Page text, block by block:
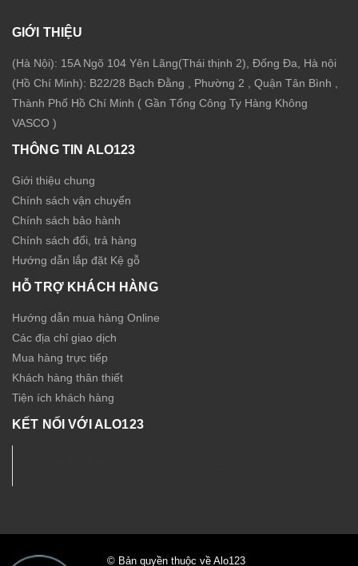
GIỚI THIỆU
(Hà Nội): 15A Ngõ 104 Yên Lãng(Thái thịnh 2), Đống Đa, Hà nội
(Hồ Chí Minh): B22/28 Bạch Đằng , Phường 2 , Quận Tân Bình ,
Thành Phố Hồ Chí Minh ( Gần Tổng Công Ty Hàng Không
VASCO )
THÔNG TIN ALO123
Giới thiệu chung
Chính sách vận chuyển
Chính sách bảo hành
Chính sách đổi, trả hàng
Hướng dẫn lắp đặt Kệ gỗ
HỖ TRỢ KHÁCH HÀNG
Hướng dẫn mua hàng Online
Các địa chỉ giao dịch
Mua hàng trực tiếp
Khách hàng thân thiết
Tiện ích khách hàng
KẾT NỐI VỚI ALO123
© Bản quyền thuộc về Alo123